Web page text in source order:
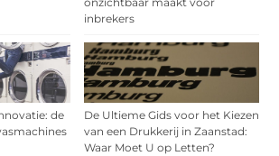
inbrekers
de
De Ultieme Gids voor het Kiezen
van een Drukkerij in Zaanstad:
Waar Moet U op Letten?